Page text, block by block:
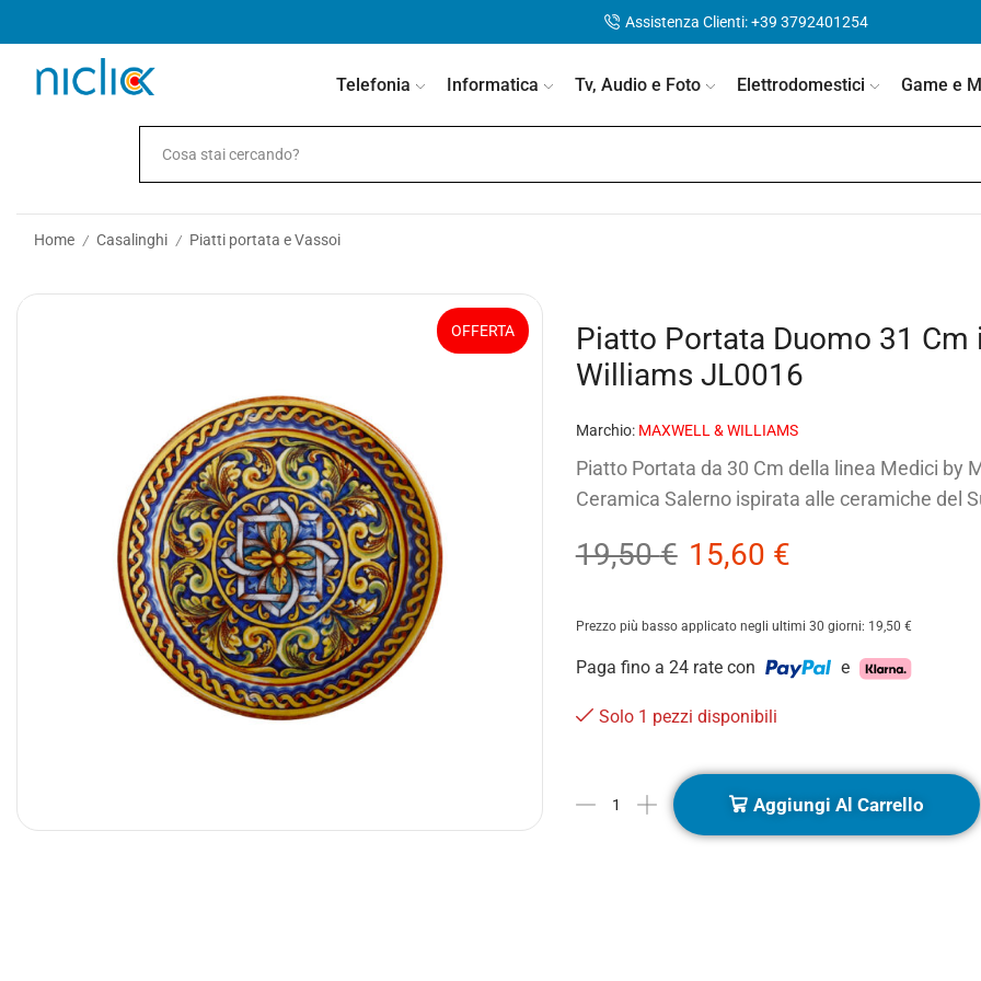
Assistenza Clienti: +39 3792401254
Telefonia Informatica Tv, Audio e Foto Elettrodomestici Game e
Home / Casalinghi / Piatti portata e Vassoi
OFFERTA
Piatto Portata Duomo 31
Williams JL0016
Marchio: MAXWELL & WILLIAMS
Piatto Portata da 30 Cm della linea Medici by
Ceramica Salerno ispirata alle ceramiche del
19,50€ 15,60 €
Prezzo più basso applicato negli ultimi 30 giorni: 19,50 €
Paga fino a 24 rate con e
Solo 1 pezzi disponibili
Aggiungi Al Carrello